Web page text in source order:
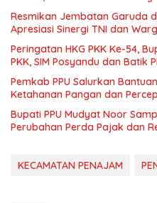
Resmikan Jembatan Garuda
Apresiasi Sinergi TNI dan
Peringatan HKG PKK Ke-54,
PKK, SIM Posyandu dan Batik
Pemkab PPU Salurkan
Ketahanan Pangan dan
Bupati PPU Mudyat Noor
Perubahan Perda Pajak dan
KECAMATAN PENAJAM